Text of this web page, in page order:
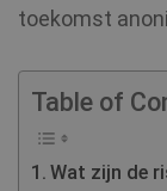
toekomst
Table of
Wat zijn de